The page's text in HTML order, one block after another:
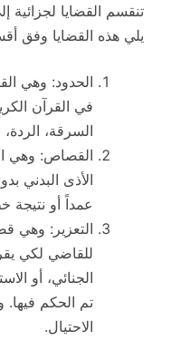
تنقسم القضايا لجزائية
يلي هذه القضايا وفق
الحدود: وهي
في القرآن
السرقة، الردة،
القصاص: وهي
الأذى البدني
عمداً أو نتيجة
التعزير: وهي
للقاضي لكي
الجنائي، أو
تم الحكم فيها.
الاحتيال.